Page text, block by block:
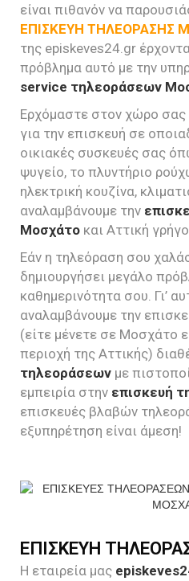
είναι πιθανόν να
ΕΠΙΣΚΕΥΗ ΤΗΛΕΟΡΑΣΗΣ
της episkeves24.gr
πρόβλημα αυτό με την
service τηλεοράσεων
Ερχόμαστε στον χώρο σας
για την επισκευή σε
οικιακές συσκευές σας
ψυγείο, το πλυντήριο
ηλεκτρική κουζίνα,
αναλαμβάνουμε την
Μοσχάτο και Αττική
Εάν η τηλεόραση σου
δημιουργήσει μεγάλο
καθημερινότητα σου. Γι’
αναλαμβάνουμε την
(είτε μένετε σε Μοσχάτο
περιοχή της Αττικής)
τηλεοράσεων με
εμπειρία στην επισκευή
επισκευές βλαβών
εξυπηρέτηση είναι άμεση!
ΕΠΙΣΚΕΥΗ
Η εταιρεία μας